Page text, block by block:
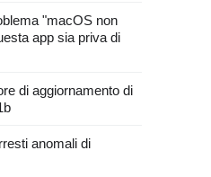
"macOS non
app sia priva di
di aggiornamento di
anomali di